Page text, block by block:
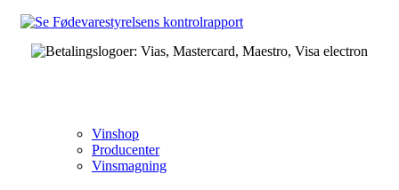
Vinshop
Producenter
Vinsmagning